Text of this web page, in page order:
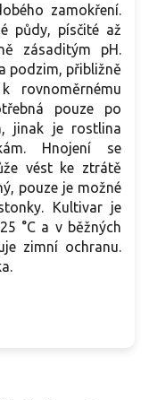
zamokření.
půdy, písčité až
zásaditým pH.
podzim, přibližně
rovnoměrnému
pouze po
jinak je rostlina
Hnojení se
vést ke ztrátě
pouze je možné
Kultivar je
°C a v běžných
zimní ochranu.